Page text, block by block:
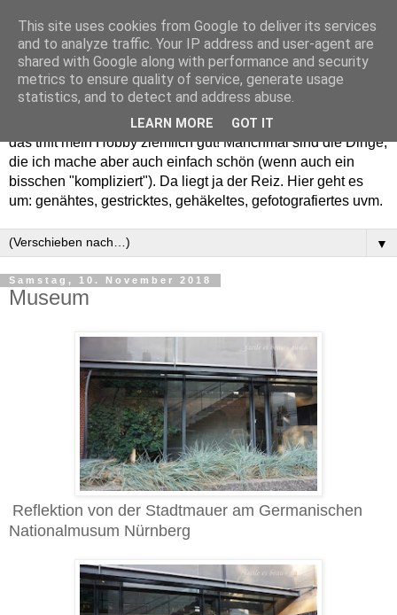
Willkommen in meinem "Wohnzimmer". Einfach und schön -
das trifft mein Hobby ziemlich gut! Manchmal sind die Dinge,
die ich mache aber auch einfach schön (wenn auch ein
bisschen "kompliziert"). Da liegt ja der Reiz. Hier geht es
um: genähtes, gestricktes, gehäkeltes, gefotografiertes uvm.
▼
Samstag, 10. November 2018
Museum
Reflektion von der Stadtmauer am Germanischen
Nationalmusum Nürnberg
This site uses cookies from Google to deliver its services
and to analyze traffic. Your IP address and user-agent are
shared with Google along with performance and security
metrics to ensure quality of service, generate usage
statistics, and to detect and address abuse.
LEARN MORE GOT IT